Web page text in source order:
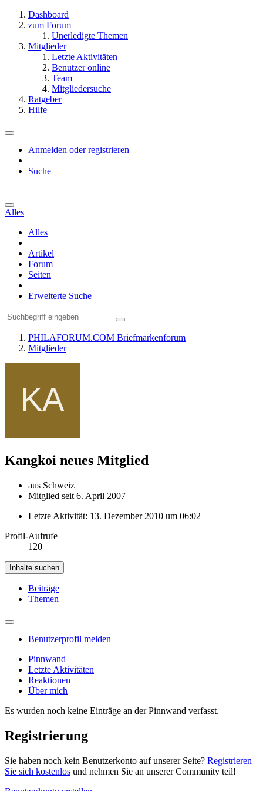
Dashboard
zum Forum
Unerledigte Themen
Mitglieder
Letzte Aktivitäten
Benutzer online
Team
Mitgliedersuche
Ratgeber
Hilfe
Anmelden oder registrieren
Suche
Alles
Alles
Artikel
Forum
Seiten
Erweiterte Suche
PHILAFORUM.COM Briefmarkenforum
Mitglieder
Kangkoi neues Mitglied
aus Schweiz
Mitglied seit 6. April 2007
Letzte Aktivität: 13. Dezember 2010 um 06:02
Profil-Aufrufe
120
Inhalte suchen
Beiträge
Themen
Benutzerprofil melden
Pinnwand
Letzte Aktivitäten
Reaktionen
Über mich
Es wurden noch keine Einträge an der Pinnwand verfasst.
Registrierung
Sie haben noch kein Benutzerkonto auf unserer Seite? Registrieren
Sie sich kostenlos und nehmen Sie an unserer Community teil!